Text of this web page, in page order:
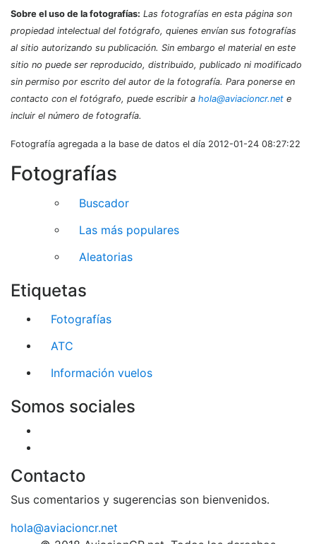
Sobre el uso de la fotografías: Las fotografías en esta página son
propiedad intelectual del fotógrafo, quienes envían sus fotografías
al sitio autorizando su publicación. Sin embargo el material en este
sitio no puede ser reproducido, distribuido, publicado ni modificado
sin permiso por escrito del autor de la fotografía. Para ponerse en
contacto con el fotógrafo, puede escribir a hola@aviacioncr.net e
incluir el número de fotografía.
Fotografía agregada a la base de datos el día 2012-01-24 08:27:22
Fotografías
Buscador
Las más populares
Aleatorias
Etiquetas
Fotografías
ATC
Información vuelos
Somos sociales
Contacto
Sus comentarios y sugerencias son bienvenidos.
hola@aviacioncr.net